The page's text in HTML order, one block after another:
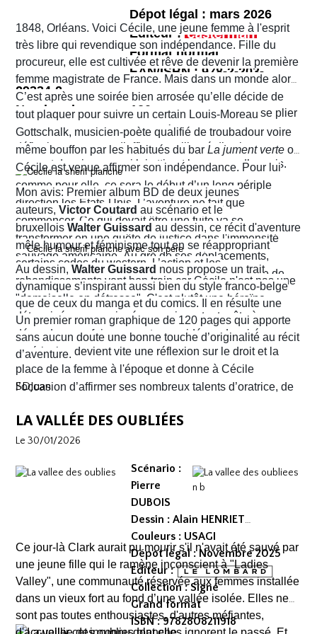
Dépot légal : mars 2026
Editeur :
Format normal
EAN/ISBN : 978-2-203-
29334-2
Nombre de pages :120
1848, Orléans. Voici Cécile, une jeune femme à l'esprit
très libre qui revendique son indépendance. Fille du
procureur, elle est cultivée et rêve de devenir la première
femme magistrate de France. Mais dans un monde alors
très machiste, elle est confrontée à une institution
judiciaire exclusivement masculine. Refusant de se plier
aux conventions sociales de l'époque, elle ne cesse de
défier les normes et d’affirmer sa liberté d’action en
prenant des risques qui lui attirent beaucoup d’ennuis.
C’est après une soirée bien arrosée qu’elle décide de
tout plaquer pour suivre un certain Louis-Moreau
Gottschalk, musicien-poète qualifié de troubadour voire
même bouffon par les habitués du bar La jument verte où
Cécile est venue affirmer son indépendance. Pour lui
comme pour elle, ce sera le début d’un long périple
direction les États-Unis. L’aventure ne fait que
commencer. Ce qui devait être une fuite va se
transformer en une quête de justice dans l'immensité
sauvage américaine. Au gré de ses déplacements,
Cécile finira contre toute attente par troquer la robe de
juriste contre l'étoile de shérif…
Mon avis: Premier album BD de deux jeunes
auteurs, Victor Coutard au scénario et le
bruxellois Walter Guissard au dessin, ce récit d'aventure
mêle humour et féminisme tout en se réappropriant
certains codes du western. L’action et les
rebondissements vont bon train car Cécile n'est pas une
"demoiselle en détresse". C'est plutôt une héroïne
déterminée, un peu ingénue mais surtout prête à en
découdre pour faire respecter ses idéaux. La virée
américaine devient vite une réflexion sur le droit et la
place de la femme à l'époque et donne à Cécile
l’occasion d’affirmer ses nombreux talents d’oratrice, de
habile.
Au dessin, Walter Guissard nous propose un trait
dynamique s’inspirant aussi bien du style franco-belge
que de ceux du manga et du comics. Il en résulte une
narration visuelle hyper dynamique privilégiant le
mouvement et l'énergie, c'est le moins que l'on puisse
dire.
Un premier roman graphique de 120 pages qui apporte
sans aucun doute une bonne touche d’originalité au récit
d’aventure.
SDJuan
LA VALLÉE DES OUBLIÉES
Le 30/01/2026
Scénario :
Pierre
DUBOIS
Dessin : Alain HENRIET
Couleurs : USAGI
Dépot légal : Novembre 2025
Editeur :
Collection : Signé
Grand format
ISBN : 9782808211918
Ce jour-là Clark aurait pu mourir s'il n'avait été sauvé par
une jeune fille qui le ramène inconscient à "Ladies
Valley", une communauté réservée aux femmes installée
dans un vieux fort au fond d’une vallée isolée. Elles ne
sont pas toutes enthousiastes, d'autres méfiantes,